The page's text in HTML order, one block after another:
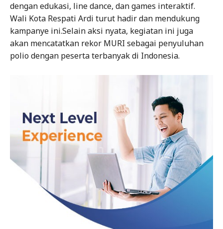
dengan edukasi, line dance, dan games interaktif.
Wali Kota Respati Ardi turut hadir dan mendukung
kampanye ini.Selain aksi nyata, kegiatan ini juga
akan mencatatkan rekor MURI sebagai penyuluhan
polio dengan peserta terbanyak di Indonesia.